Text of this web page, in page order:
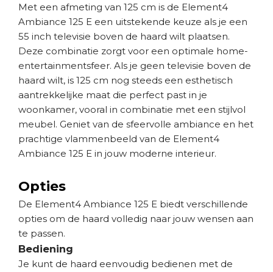
Met een afmeting van 125 cm is de Element4
Ambiance 125 E een uitstekende keuze als je een
55 inch televisie boven de haard wilt plaatsen.
Deze combinatie zorgt voor een optimale home-
entertainmentsfeer. Als je geen televisie boven de
haard wilt, is 125 cm nog steeds een esthetisch
aantrekkelijke maat die perfect past in je
woonkamer, vooral in combinatie met een stijlvol
meubel. Geniet van de sfeervolle ambiance en het
prachtige vlammenbeeld van de Element4
Ambiance 125 E in jouw moderne interieur.
Opties
De Element4 Ambiance 125 E biedt verschillende
opties om de haard volledig naar jouw wensen aan
te passen.
Bediening
Je kunt de haard eenvoudig bedienen met de